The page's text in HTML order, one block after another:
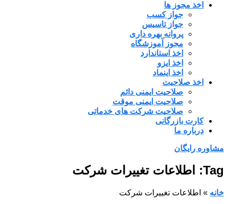
اخذ مجوز ها
جواز کسب
جواز تاسیس
پروانه بهره داری
مجوز آموزشگاه
اخذ استاندارد
اخذ ایزو
اخذ اینماد
اخذ صلاحیت
صلاحیت ایمنی دائم
صلاحیت ایمنی موقت
صلاحیت شرکت های خدماتی
کارت بازرگانی
درباره ما
مشاوره رایگان
Tag: اطلاعات تغییرات شرکت
خانه » اطلاعات تغییرات شرکت